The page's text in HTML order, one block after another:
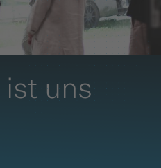
ist uns